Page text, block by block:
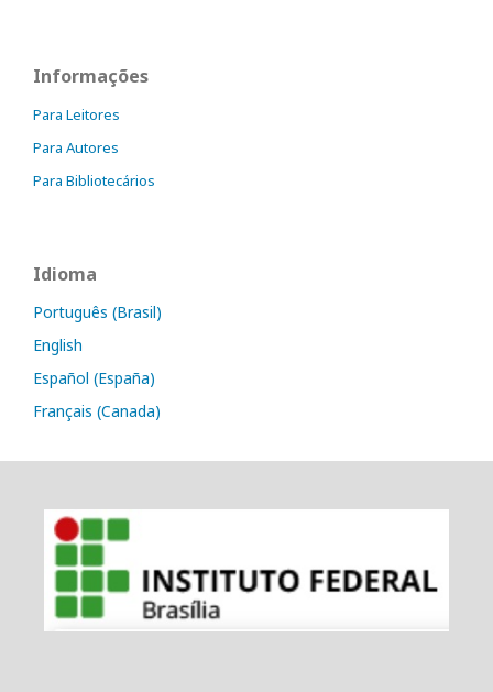
Informações
Para Leitores
Para Autores
Para Bibliotecários
Idioma
Português (Brasil)
English
Español (España)
Français (Canada)